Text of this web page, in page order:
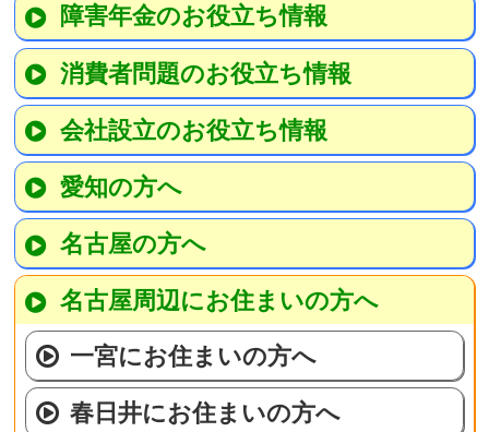
障害年金のお役立ち情報
消費者問題のお役立ち情報
会社設立のお役立ち情報
愛知の方へ
名古屋の方へ
名古屋周辺にお住まいの方へ
一宮にお住まいの方へ
春日井にお住まいの方へ